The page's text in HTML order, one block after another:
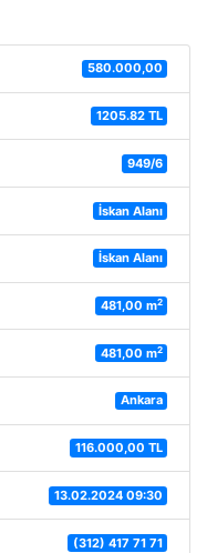
580.000,00
1205.82 TL
949/6
İskan Alanı
İskan Alanı
481,00 m2
481,00 m2
Ankara
116.000,00 TL
13.02.2024 09:30
(312) 417 71 71